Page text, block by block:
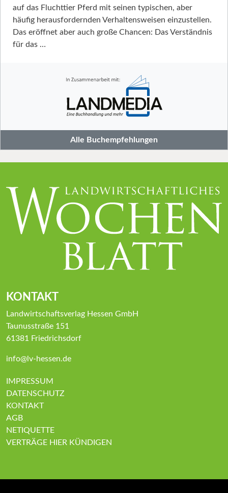
auf das Fluchttier Pferd mit seinen typischen, aber
häufig herausfordernden Verhaltensweisen einzustellen.
Das eröffnet aber auch große Chancen: Das Verständnis
für das …
Alle Buchempfehlungen
KONTAKT
Landwirtschaftsverlag Hessen GmbH
Taunusstraße 151
61381 Friedrichsdorf
info@lv-hessen.de
IMPRESSUM
DATENSCHUTZ
KONTAKT
AGB
NETIQUETTE
VERTRÄGE HIER KÜNDIGEN